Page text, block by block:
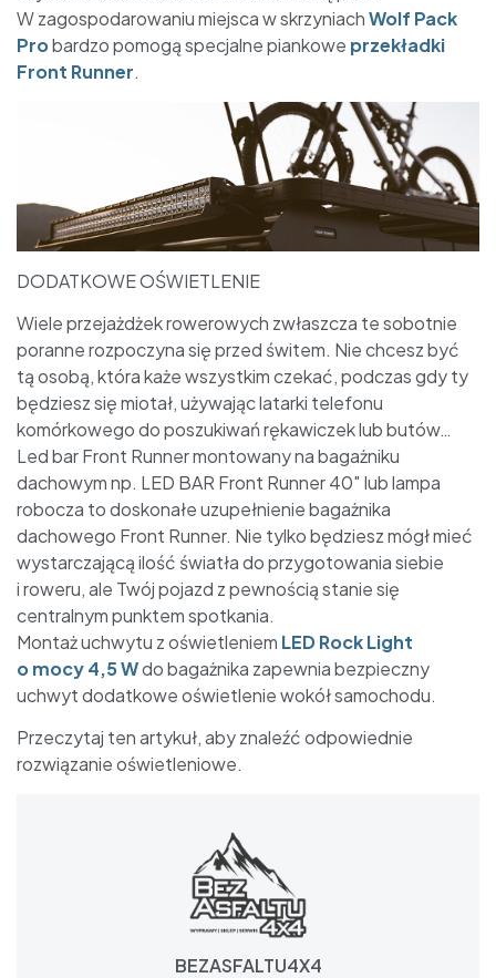
W zagospodarowaniu miejsca w skrzyniachWolf Pack
Probardzo pomogą specjalne piankowe przekładki
Front Runner.
DODATKOWE OŚWIETLENIE
Wiele przejażdżek rowerowych zwłaszcza te sobotnie
poranne rozpoczyna się przed świtem. Nie chcesz być
tą osobą, która każe wszystkim czekać, podczas gdy ty
będziesz się miotał, używając latarki telefonu
komórkowego do poszukiwań rękawiczek lub butów…
Led bar Front Runner montowany na bagażniku
dachowym np. LED BAR Front Runner 40″ lub lampa
robocza to doskonałe uzupełnienie bagażnika
dachowego Front Runner. Nie tylko będziesz mógł mieć
wystarczającą ilość światła do przygotowania siebie
i roweru, ale Twój pojazd z pewnością stanie się
centralnym punktem spotkania.
Montaż uchwytu z oświetleniem LED Rock Light
o mocy 4,5 Wdo bagażnika zapewnia bezpieczny
uchwyt dodatkowe oświetlenie wokół samochodu.
Przeczytaj ten artykuł, aby znaleźć odpowiednie
rozwiązanie oświetleniowe.
BEZASFALTU4X4